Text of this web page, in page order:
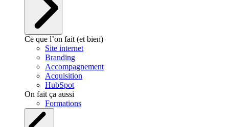
Ce que l’on fait (et bien)
Site internet
Branding
Accompagnement
Acquisition
HubSpot
On fait ça aussi
Formations